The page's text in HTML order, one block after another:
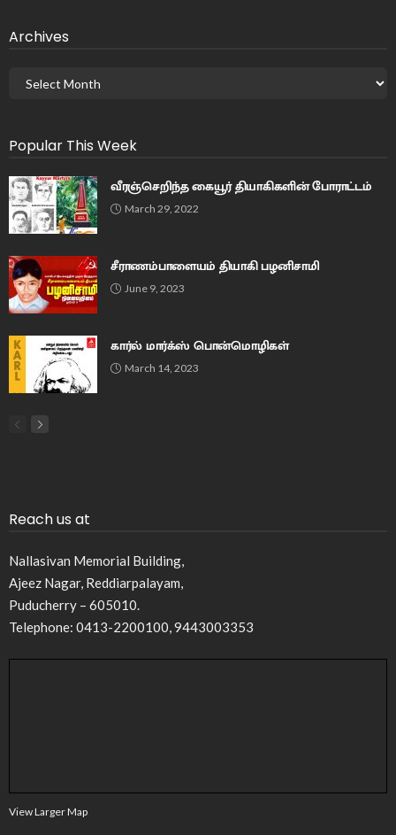
Archives
Popular This Week
வீரஞ்செறிந்த கையூர் தியாகிகளின் போராட்டம்
March 29, 2022
சீராணம்பாளையம் தியாகி பழனிசாமி
June 9, 2023
கார்ல் மார்க்ஸ் பொன்மொழிகள்
March 14, 2023
Reach us at
Nallasivan Memorial Building,
Ajeez Nagar, Reddiarpalayam,
Puducherry – 605010.
Telephone: 0413-2200100, 9443003353
View Larger Map